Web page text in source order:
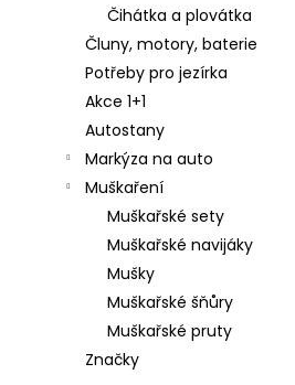
Čihátka a plovátka
Čluny, motory, baterie
Potřeby pro jezírka
Akce 1+1
Autostany
Markýza na auto
Muškaření
Muškařské sety
Muškařské navijáky
Mušky
Muškařské šňůry
Muškařské pruty
Značky
KAYO
HEAVY
CARP
25CM
25LBS
59
Kč
SAVAGE
GEAR
100%
SOFT
FLUOROCARBON
0,17MM
-
0,49MM
50M
199
Kč